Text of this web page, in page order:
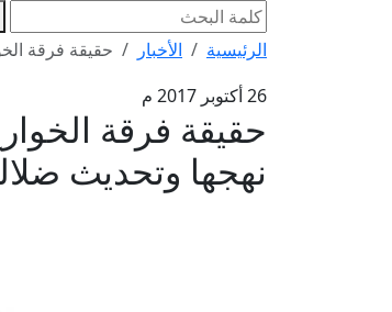
الرئيسية الأخبار
حقيقة فرقة
26 أكتوبر 2017 م
حقيقة فرقة
نهجها وتحديث